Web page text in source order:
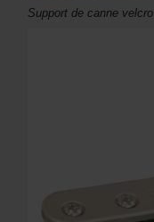
Support de canne velcro